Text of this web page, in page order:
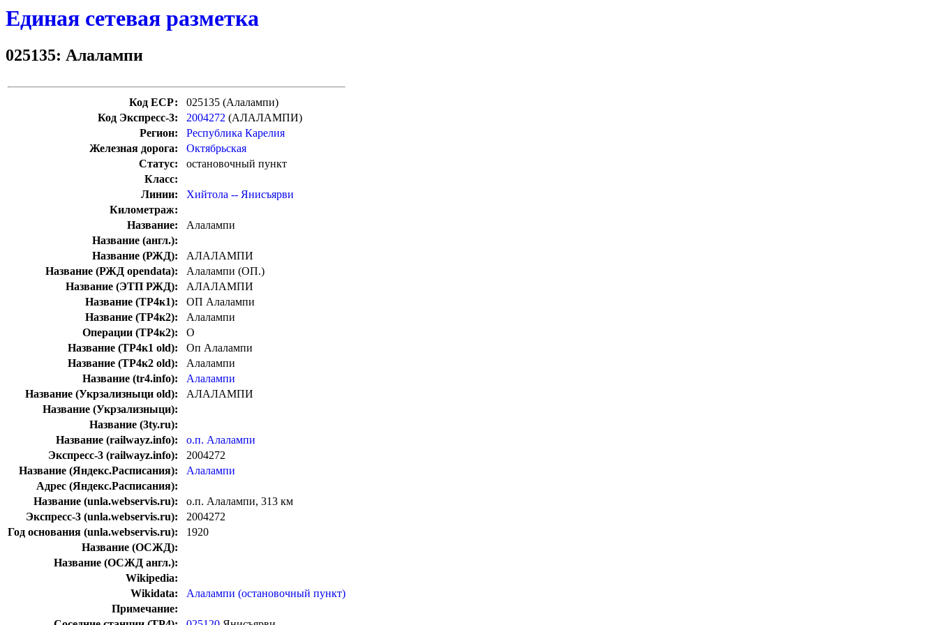
Единая сетевая разметка
025135: Алалампи
Код ЕСР:
025135 (Алалампи)
Код Экспресс-3:
2004272 (АЛАЛАМПИ)
Регион:
Республика Карелия
Железная дорога:
Октябрьская
Статус:
остановочный пункт
Класс:
Линии:
Хийтола -- Янисъярви
Километраж:
Название:
Алалампи
Название (англ.):
Название (РЖД):
АЛАЛАМПИ
Название (РЖД opendata):
Алалампи (ОП.)
Название (ЭТП РЖД):
АЛАЛАМПИ
Название (ТР4к1):
ОП Алалампи
Название (ТР4к2):
Алалампи
Операции (ТР4к2):
О
Название (ТР4к1 old):
Оп Алалампи
Название (ТР4к2 old):
Алалампи
Название (tr4.info):
Алалампи
Название (Укрзализныци old):
АЛАЛАМПИ
Название (Укрзализныци):
Название (3ty.ru):
Название (railwayz.info):
о.п. Алалампи
Экспресс-3 (railwayz.info):
2004272
Название (Яндекс.Расписания):
Алалампи
Адрес (Яндекс.Расписания):
Название (unla.webservis.ru):
о.п. Алалампи, 313 км
Экспресс-3 (unla.webservis.ru):
2004272
Год основания (unla.webservis.ru):
1920
Название (ОСЖД):
Название (ОСЖД англ.):
Wikipedia:
Wikidata:
Алалампи (остановочный пункт)
Примечание: